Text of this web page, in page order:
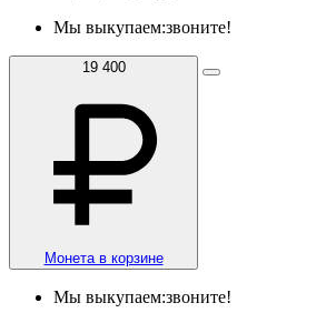
Мы выкупаем:звоните!
19 400
Монета в корзине
Мы выкупаем:звоните!